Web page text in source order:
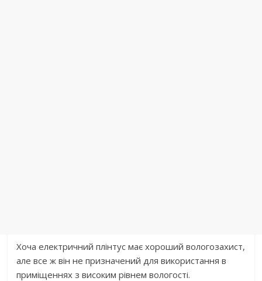
Хоча електричний плінтус має хороший вологозахист,
але все ж він не призначений для використання в
приміщеннях з високим рівнем вологості.